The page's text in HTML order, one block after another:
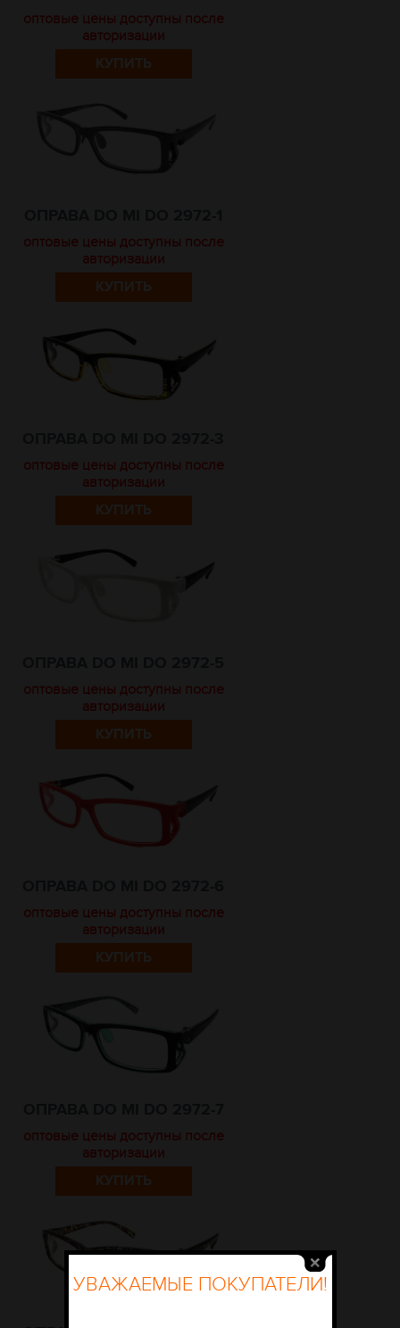
оптовые цены доступны после
авторизации
КУПИТЬ
оптовые цены доступны после
авторизации
КУПИТЬ
оптовые цены доступны после
авторизации
КУПИТЬ
оптовые цены доступны после
авторизации
КУПИТЬ
оптовые цены доступны после
авторизации
КУПИТЬ
оптовые цены доступны после
авторизации
КУПИТЬ
УВАЖАЕМЫЕ ПОКУПАТЕЛИ!